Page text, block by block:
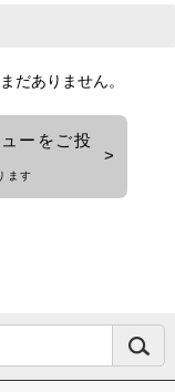
だありません。
ーをご投
ます